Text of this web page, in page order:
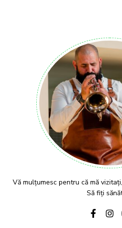
Vă mulțumesc pentru că mă
Să fiți